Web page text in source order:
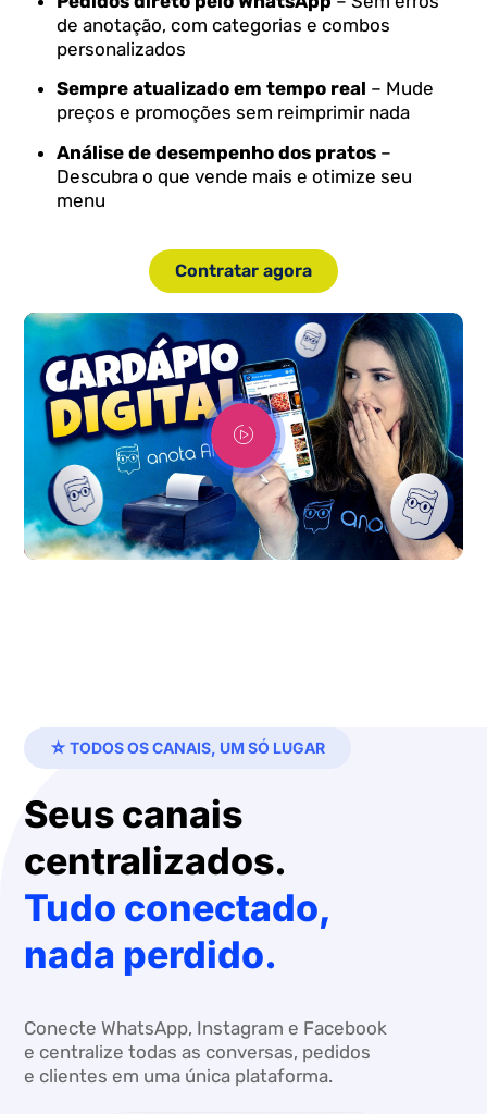
de anotação, com categorias e combos
personalizados
Sempre atualizado em tempo real – Mude
preços e promoções sem reimprimir nada
Análise de desempenho dos pratos –
Descubra o que vende mais e otimize seu
menu
Contratar agora
☆ TODOS OS CANAIS, UM SÓ LUGAR
Seus canais
centralizados.
Tudo conectado,
nada perdido.
Conecte WhatsApp, Instagram e Facebook
e centralize todas as conversas, pedidos
e clientes em uma única plataforma.